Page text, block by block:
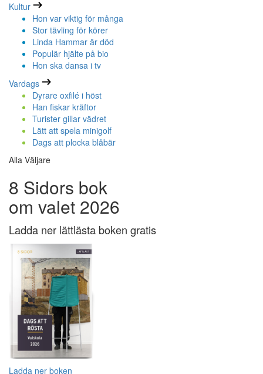
Kultur
Hon var viktig för många
Stor tävling för körer
Linda Hammar är död
Populär hjälte på bio
Hon ska dansa i tv
Vardags
Dyrare oxfilé i höst
Han fiskar kräftor
Turister gillar vädret
Lätt att spela minigolf
Dags att plocka blåbär
Alla Väljare
8 Sidors bok
om valet 2026
Ladda ner lättlästa boken gratis
Ladda ner boken